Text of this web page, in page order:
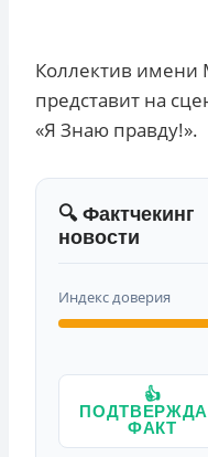
Коллектив имени
представит на
«Я Знаю правду!».
🔍 Фактчекинг
новости
Индекс доверия
👍
ФАКТ